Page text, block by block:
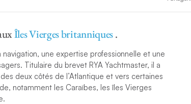
Îles Vierges britanniques.
une expertise professionnelle et une
Titulaire du brevet RYA Yachtmaster, il a
deux côtés de l’Atlantique et vers certaines
notamment les Caraïbes, les îles Vierges